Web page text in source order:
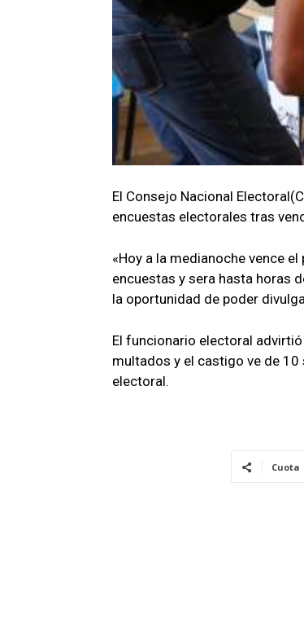
El Consejo Nacional
encuestas electorales tras
«Hoy a la medianoche vence
encuestas y sera hasta horas
la oportunidad de poder
El funcionario electoral
multados y el castigo ve de
electoral.
Cuota